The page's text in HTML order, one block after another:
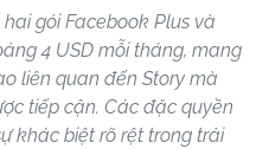
gói Facebook Plus và
4 USD mỗi tháng, mang
liên quan đến Story mà
tiếp cận. Các đặc quyền
khác biệt rõ rệt trong trải